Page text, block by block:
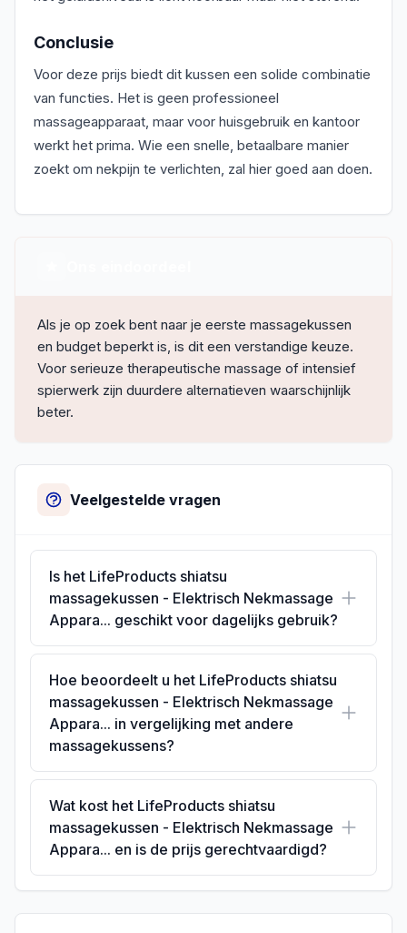
Conclusie
Voor deze prijs biedt dit kussen een solide combinatie
van functies. Het is geen professioneel
massageapparaat, maar voor huisgebruik en kantoor
werkt het prima. Wie een snelle, betaalbare manier
zoekt om nekpijn te verlichten, zal hier goed aan doen.
Als je op zoek bent naar je eerste massagekussen
en budget beperkt is, is dit een verstandige keuze.
Voor serieuze therapeutische massage of intensief
spierwerk zijn duurdere alternatieven waarschijnlijk
beter.
Veelgestelde vragen
Is het LifeProducts shiatsu
massagekussen - Elektrisch Nekmassage
Appara... geschikt voor dagelijks gebruik?
Hoe beoordeelt u het LifeProducts shiatsu
massagekussen - Elektrisch Nekmassage
Appara... in vergelijking met andere
massagekussens?
Wat kost het LifeProducts shiatsu
massagekussen - Elektrisch Nekmassage
Appara... en is de prijs gerechtvaardigd?